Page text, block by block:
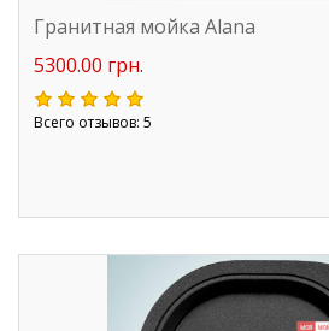
Гранитная мойка Alana
5300.00 грн.
Всего отзывов: 5